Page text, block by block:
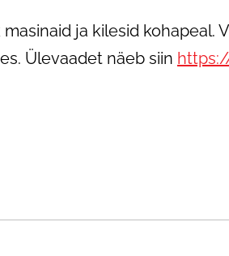
masinaid ja kilesid
Ülevaadet näeb siin